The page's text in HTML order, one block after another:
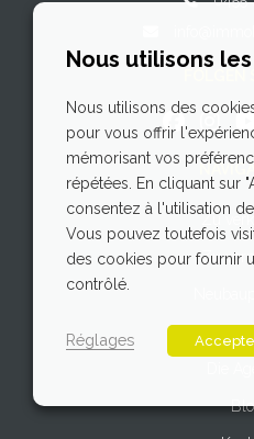
Nous utilisons
Nous utilisons des
pour vous offrir
mémorisant vos
répétées. En cliquant sur
consentez à l'utilisation
Vous pouvez toutefois
des cookies pour fournir
contrôlé.
Réglages
Zu
Zu